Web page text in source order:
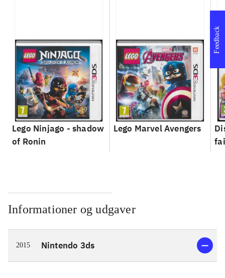
Lego Ninjago - shadow
of Ronin
Lego Marvel Avengers
Informationer og udgaver
2015 Nintendo 3ds
Feedback